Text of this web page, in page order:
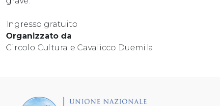
Ingresso gratuito
Organizzato da
Circolo Culturale Cavalicco Duemila